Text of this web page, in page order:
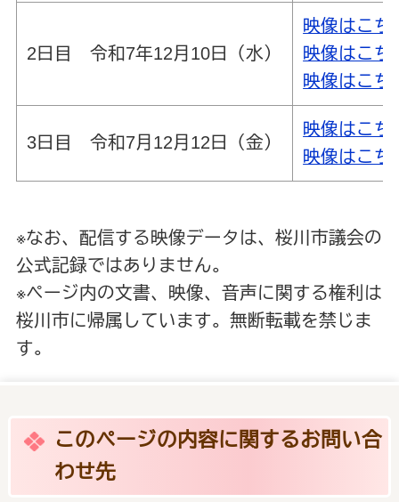
2日目 令和7年12月10日（水）
映像はこち
映像はこち
映像はこち
3日目 令和7月12月12日（金）
映像はこち
映像はこち
※なお、配信する映像データは、桜川市議会の
公式記録ではありません。
※ページ内の文書、映像、音声に関する権利は
桜川市に帰属しています。無断転載を禁じま
す。
このページの内容に関するお問い合
わせ先